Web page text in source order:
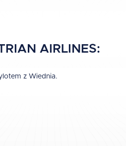
AIRLINES:
z Wiednia.